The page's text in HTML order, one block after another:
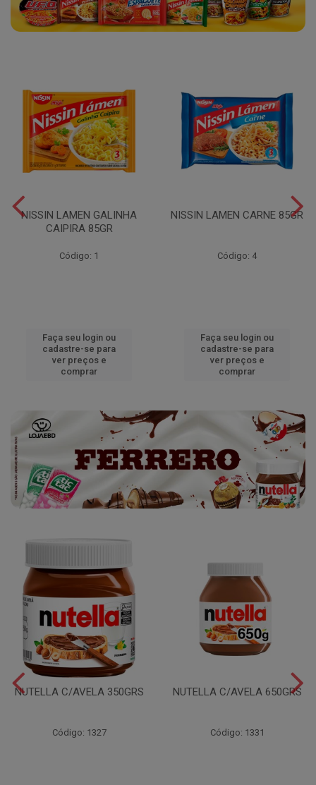
NISSIN LAMEN GALINHA
CAIPIRA 85GR
Código: 1
Faça seu login ou
cadastre-se para
ver preços e
comprar
NISSIN LAMEN CARNE 85GR
Código: 4
Faça seu login ou
cadastre-se para
ver preços e
comprar
NUTELLA C/AVELA 350GRS
Código: 1327
NUTELLA C/AVELA 650GRS
Código: 1331